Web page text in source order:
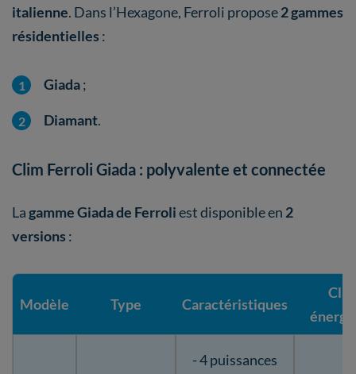
italienne. Dans l’Hexagone, Ferroli propose2 gammes
résidentielles :
Giada;
Diamant.
Clim Ferroli Giada : polyvalente et connectée
Lagamme Giada de Ferroliest disponible en2
versions :
Modèle Type Caractéristiques
- 4 puissances